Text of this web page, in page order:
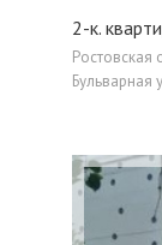
2-к.
Ростовская
Бульварная